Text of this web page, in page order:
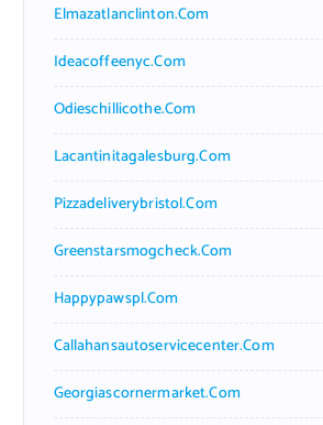
Elmazatlanclinton.com
Ideacoffeenyc.com
Odieschillicothe.com
Lacantinitagalesburg.com
Pizzadeliverybristol.com
Greenstarsmogcheck.com
Happypawspl.com
Callahansautoservicecenter.com
Georgiascornermarket.com